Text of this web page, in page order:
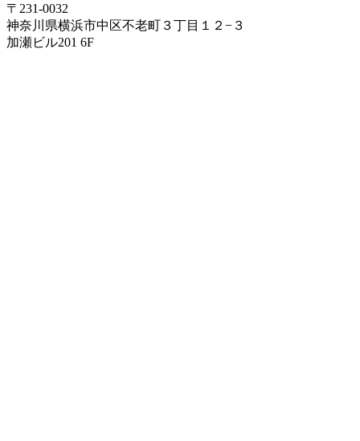
〒231-0032
神奈川県横浜市中区不老町３丁目１２−３
加瀬ビル201 6F